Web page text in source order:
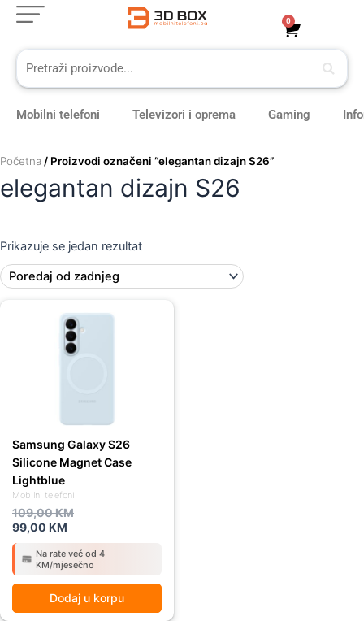
Skip
content
0
Cart
Mobilni telefoni Televizori i oprema Gaming
Početna / Proizvodi označeni “elegantan dizajn S26”
elegantan dizajn S26
Prikazuje se jedan rezultat
Mobilni telefoni
Samsung Galaxy S26
Silicone Magnet Case
Lightblue
109,00KM
109,00 KM.
99,00 KM
99,00 KM.
Na rate već od 4
KM/mjesečno
Dodaj u korpu